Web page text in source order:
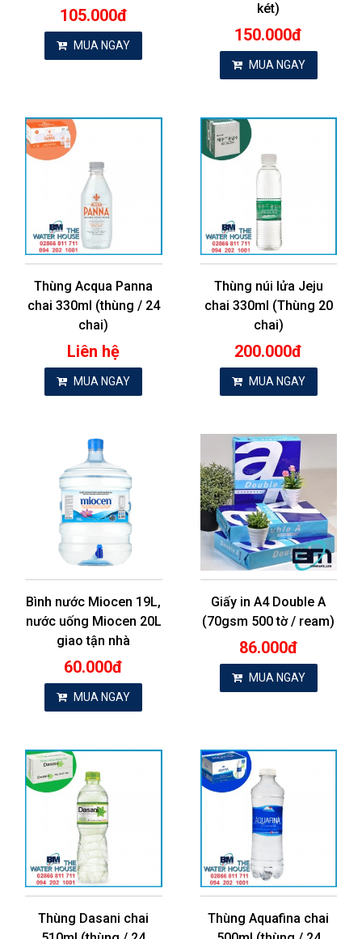
105.000đ
MUA NGAY
két)
150.000đ
MUA NGAY
Thùng Acqua Panna
chai 330ml (thùng / 24
chai)
Liên hệ
MUA NGAY
Thùng núi lửa Jeju
chai 330ml (Thùng 20
chai)
200.000đ
MUA NGAY
Bình nước Miocen 19L,
nước uống Miocen 20L
giao tận nhà
60.000đ
MUA NGAY
Giấy in A4 Double A
(70gsm 500 tờ / ream)
86.000đ
MUA NGAY
Thùng Dasani chai
Thùng Aquafina chai